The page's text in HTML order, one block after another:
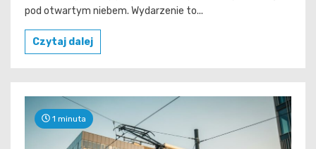
pod otwartym niebem. Wydarzenie to...
Czytaj dalej
1 minuta